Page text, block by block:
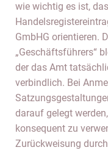
wie wichtig es ist,
GmbHG orientieren.
„Geschäftsführers“
der das Amt
verbindlich. Bei
darauf gelegt
konsequent zu
Zurückweisung